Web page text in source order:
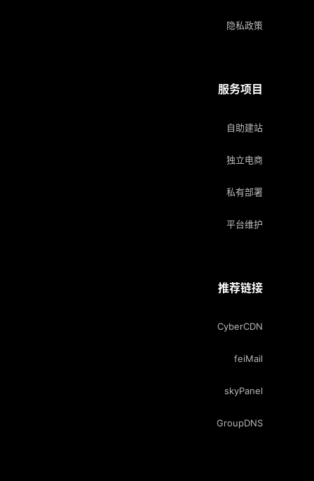
隐私政策
服务项目
自助建站
独立电商
私有部署
平台维护
推荐链接
CyberCDN
feiMail
skyPanel
GroupDNS